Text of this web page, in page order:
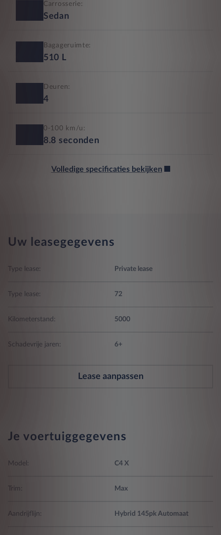
Carrosserie:
Sedan
Bagageruimte:
510 L
Deuren:
4
0-100 km/u:
8.8 seconden
Volledige specificaties bekijken
Uw leasegegevens
Type lease: Private lease
Type lease: 72
Kilometerstand: 5000
Schadevrije jaren: 6+
Lease aanpassen
Je voertuiggegevens
Model: C4 X
Trim: Max
Aandrijflijn: Hybrid 145pk Automaat